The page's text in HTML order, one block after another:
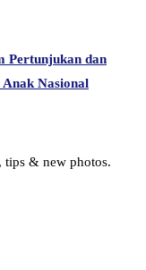
Pertunjukan dan
Nasional
tips & new photos.